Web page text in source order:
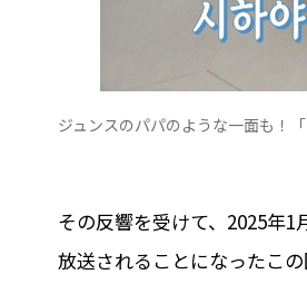
ジュンスのパパのような一面も！
その反響を受けて、2025年
放送されることになったこ